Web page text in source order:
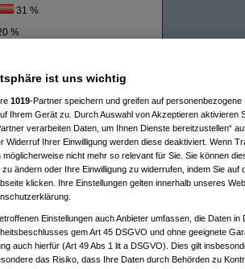
31 %
%
ist uns wichtig
1019-Partner speichern und greifen auf
Ihrem Gerät zu. Durch Auswahl von Akzeptieren aktivieren
verarbeiten Daten, um Ihnen Dienste bereitzustellen“
Widerruf Ihrer Einwilligung werden diese deaktiviert. Wenn
möglicherweise nicht mehr so relevant für Sie. Sie können
zu ändern oder Ihre Einwilligung zu widerrufen, indem Sie
klicken. Ihre Einstellungen gelten innerhalb unseres
Einstellungen auch Anbieter umfassen, die Daten in
gem Art 45 DSGVO und ohne geeignete
auch hierfür (Art 49 Abs 1 lit a DSGVO). Dies gilt
das Risiko, dass Ihre Daten durch Behörden zu